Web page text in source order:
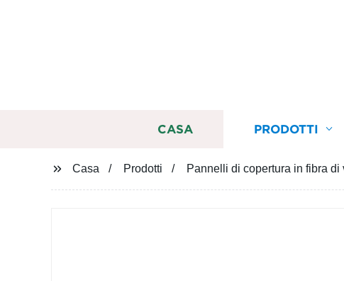
CASA PRODOTTI
Casa Prodotti Pannelli di copertura in fibra